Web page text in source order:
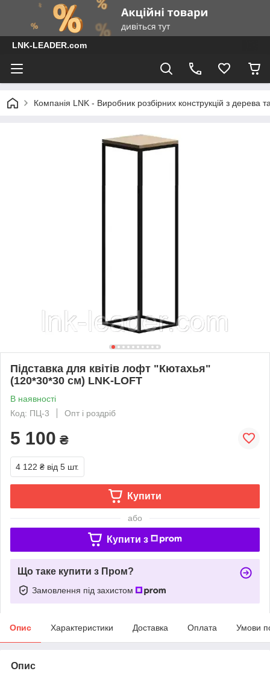
LNK-LEADER.com
Компанія LNK - Виробник розбірних конструкцій з дерева
Підставка для квітів лофт "Кютахья"
(120*30*30 см) LNK-LOFT
В наявності
Код: ПЦ-3
Опт і роздріб
5 100 ₴
4 122 ₴ від 5 шт.
Купити
або
Купити з
Що таке купити з Пром?
Замовлення під захистом
Опис Характеристики Доставка Оплата Умови
Опис